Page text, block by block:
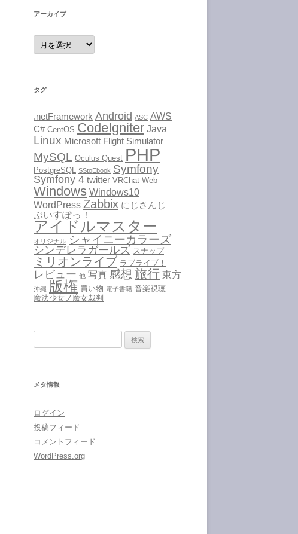
アーカイブ
ア
ー
カ
タグ
.netFramework Android ASC AWS
C# CentOS CodeIgniter Java
Linux Microsoft Flight Simulator
MySQL Oculus Quest PHP
PostgreSQL SStoEbook Symfony
Symfony 4 twitter VRChat Web
Windows Windows10
WordPress Zabbix にじさんじ
ぶいすぽっ！
アイドルマスター
オリジナル シャイニーカラーズ
シンデレラガールズ スナップ
ミリオンライブ ラブライブ！
レビュー 他 写真 感想 旅行 東方
沖縄 版権 買い物 電子書籍 音楽視聴
魔法少女ノ魔女裁判
メタ情報
ログイン
投稿フィード
コメントフィード
WordPress.org